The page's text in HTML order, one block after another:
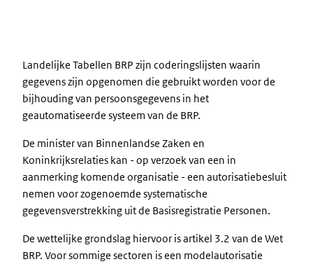
Landelijke Tabellen BRP zijn coderingslijsten waarin
gegevens zijn opgenomen die gebruikt worden voor de
bijhouding van persoonsgegevens in het
geautomatiseerde systeem van de BRP.
De minister van Binnenlandse Zaken en
Koninkrijksrelaties kan - op verzoek van een in
aanmerking komende organisatie - een autorisatiebesluit
nemen voor zogenoemde systematische
gegevensverstrekking uit de Basisregistratie Personen.
De wettelijke grondslag hiervoor is artikel 3.2 van de Wet
BRP. Voor sommige sectoren is een modelautorisatie